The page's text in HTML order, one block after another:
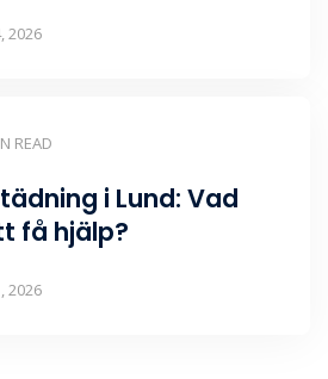
2026
READ
i Lund: Vad
få hjälp?
2026